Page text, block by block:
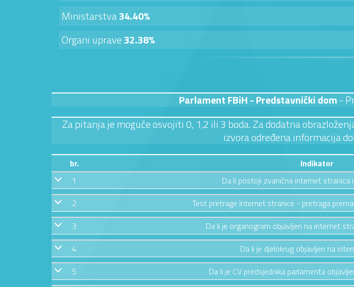
Ministarstva34.40%
Organi uprave32.38%
Parlament FBiH - Predstavnički dom-
Za pitanja je moguće osvojiti 0, 1,2 ili 3 boda. Za dodatna
izvora određena informacija
br. Indikator
1
Da li postoji zvanična internet stranica
2
Test pretrage Internet stranice - pretraga
3
Da li je organogram objavljen na internet
4
Da li je djelokrug objavljen na
5
Da li je CV predsjednika parlamenta